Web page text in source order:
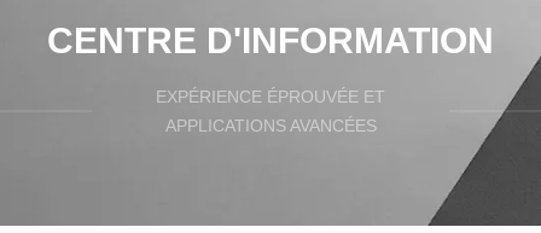
CENTRE D'INFORMATION
EXPÉRIENCE ÉPROUVÉE ET
APPLICATIONS AVANCÉES